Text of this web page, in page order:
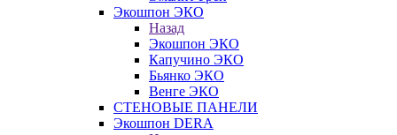
Экошпон ЭКО
Назад
Экошпон ЭКО
Капучино ЭКО
Бьянко ЭКО
Венге ЭКО
СТЕНОВЫЕ ПАНЕЛИ
Экошпон DERA